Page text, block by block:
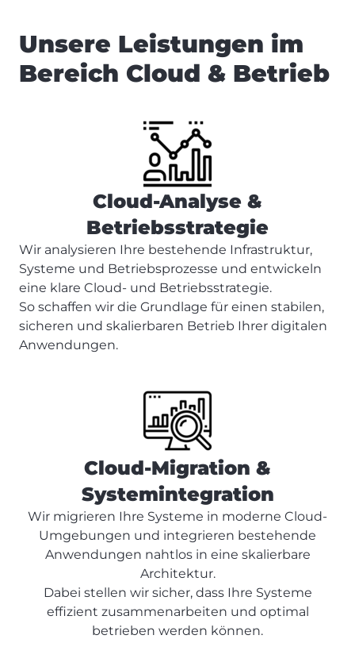
Unsere Leistungen im
Bereich Cloud & Betrieb
Cloud-Analyse &
Betriebsstrategie
Wir analysieren Ihre bestehende Infrastruktur,
Systeme und Betriebsprozesse und entwickeln
eine klare Cloud- und Betriebsstrategie.
So schaffen wir die Grundlage für einen stabilen,
sicheren und skalierbaren Betrieb Ihrer digitalen
Anwendungen.
Cloud-Migration &
Systemintegration
Wir migrieren Ihre Systeme in moderne Cloud-
Umgebungen und integrieren bestehende
Anwendungen nahtlos in eine skalierbare
Architektur.
Dabei stellen wir sicher, dass Ihre Systeme
effizient zusammenarbeiten und optimal
betrieben werden können.